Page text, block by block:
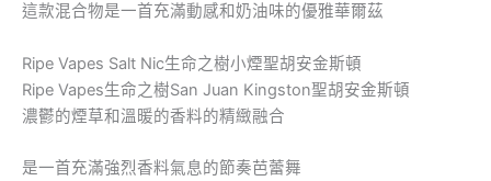
這款混合物是一首充滿動感和奶油味的優雅華爾茲
Ripe Vapes Salt Nic生命之樹小煙聖胡安金斯頓
Ripe Vapes生命之樹San Juan Kingston聖胡安金斯頓
濃鬱的煙草和溫暖的香料的精緻融合
是一首充滿強烈香料氣息的節奏芭蕾舞